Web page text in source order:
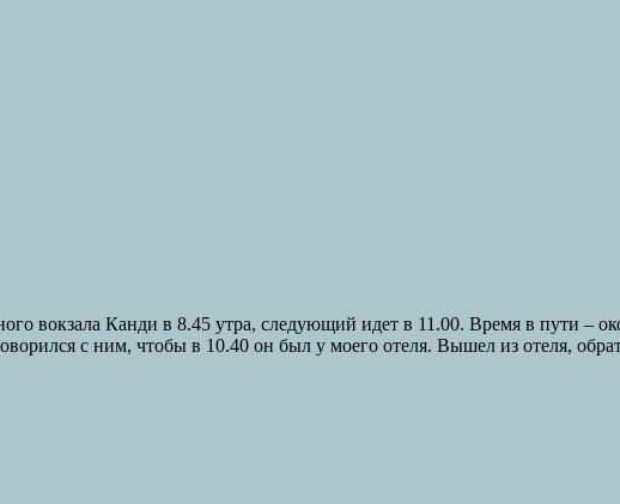
вокзала Канди в 8.45 утра, следующий идет в 11.00. Время в пути –
с ним, чтобы в 10.40 он был у моего отеля. Вышел из отеля,